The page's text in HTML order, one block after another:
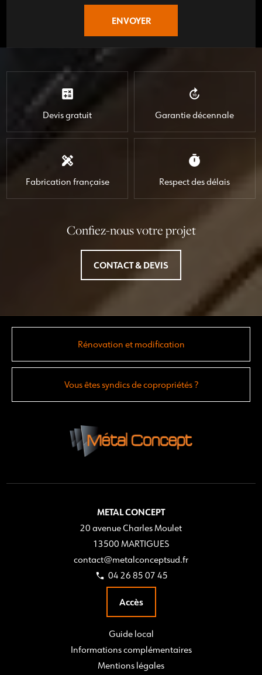
calculate
Devis gratuit
forward_10
Garantie décennale
design_services
Fabrication française
timer
Respect des délais
Confiez-nous votre projet
CONTACT & DEVIS
Rénovation et modification
Vous êtes syndics de copropriétés ?
METAL CONCEPT
20 avenue Charles Moulet
13500 MARTIGUES
contact@metalconceptsud.fr
04 26 85 07 45
Accès
Guide local
Informations complémentaires
Mentions légales